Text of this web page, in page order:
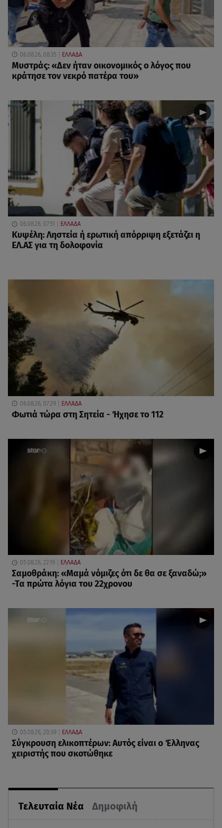
Τελευταία Νέα Δημοφιλή
06.08.26, 08:35 ΕΛΛΑΔΑ
Μυστράς: «Δεν ήταν οικονομικός ο λόγος που
κράτησε τον νεκρό πατέρα του»
06.08.26, 07:51 ΕΛΛΑΔΑ
Κυψέλη: Ληστεία ή ερωτική απόρριψη εξετάζει η
ΕΛ.ΑΣ για τη δολοφονία
06.08.26, 07:29 ΕΛΛΑΔΑ
Φωτιά τώρα στη Σητεία - Ήχησε το 112
05.08.26, 22:19 ΕΛΛΑΔΑ
Σαμοθράκη: «Μαμά νόμιζες ότι δε θα σε ξαναδώ;»
-Τα πρώτα λόγια του 22χρονου
05.08.26, 20:39 ΕΛΛΑΔΑ
Σύγκρουση ελικοπτέρων: Αυτός είναι ο Έλληνας
χειριστής που σκοτώθηκε